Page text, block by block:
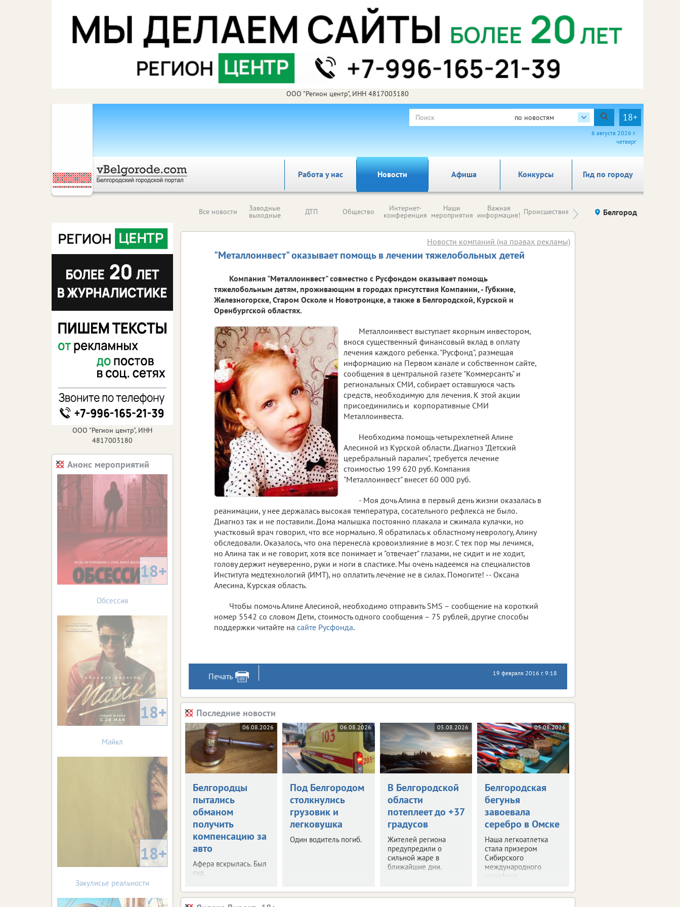
ООО "Регион центр", ИНН 4817003180
по новостям 18+
6 августа 2026 г.
четверг
Работа у нас Новости Афиша Гид по городу
Конкурсы
Все новости Заводные
выходные ДТП Общество Интернет-
конференция
Наши
мероприятия
Важная
информация! Происшествия Здоровье компаний (на
правах
Белгород
"Металлоинвест" оказывает помощь в лечении тяжелобольных детей
Новости компаний (на правах рекламы)
Компания "Металлоинвест" совместно с Русфондом оказывает помощь
тяжелобольным детям, проживающим в городах присутствия Компании, - Губкине,
Железногорске, Старом Осколе и Новотроицке, а также в Белгородской, Курской и
Оренбургской областях.
Металлоинвест выступает якорным инвестором,
внося существенный финансовый вклад в оплату
лечения каждого ребенка. "Русфонд", размещая
информацию на Первом канале и собственном сайте,
сообщения в центральной газете "Коммерсантъ" и
региональных СМИ, собирает оставшуюся часть
средств, необходимую для лечения. К этой акции
присоединились и корпоративные СМИ
Металлоинвеста.
Необходима помощь четырехлетней Алине
Алесиной из Курской области. Диагноз "Детский
церебральный паралич", требуется лечение
стоимостью 199 620 руб. Компания
"Металлоинвест" внесет 60 000 руб.
- Моя дочь Алина в первый день жизни оказалась в
реанимации, у нее держалась высокая температура, сосательного рефлекса не было.
Диагноз так и не поставили. Дома малышка постоянно плакала и сжимала кулачки, но
участковый врач говорил, что все нормально. Я обратилась к областному неврологу, Алину
обследовали. Оказалось, что она перенесла кровоизлияние в мозг. С тех пор мы лечимся,
но Алина так и не говорит, хотя все понимает и "отвечает" глазами, не сидит и не ходит,
голову держит неуверенно, руки и ноги в спастике. Мы очень надеемся на специалистов
Института медтехнологий (ИМТ), но оплатить лечение не в силах. Помогите! -- Оксана
Алесина, Курская область.
Чтобы помочь Алине Алесиной, необходимо отправить SMS – сообщение на короткий
номер 5542 со словом Дети, стоимость одного сообщения – 75 рублей, другие способы
поддержки читайте на сайте Русфонда.
Печать 19 февраля 2016 г. 9:18
Последние новости
06.08.2026
Белгородцы
пытались
обманом
получить
компенсацию за
авто
Афера вскрылась. Был
суд.
06.08.2026
Под Белгородом
столкнулись
грузовик и
легковушка
Один водитель погиб.
05.08.2026
В Белгородской
области
потеплеет до +37
градусов
Жителей региона
предупредили о
сильной жаре в
ближайшие дни.
05.08.2026
Белгородская
бегунья
завоевала
серебро в Омске
Наша легкоатлетка
стала призером
Сибирского
международного
марафона.
ООО "Регион центр", ИНН
4817003180
Анонс мероприятий
18+
Обсессия
18+
Майкл
18+
Закулисье реальности